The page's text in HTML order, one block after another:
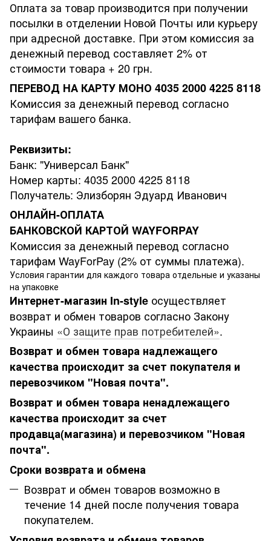
Оплата за товар производится при получении
посылки в отделении Новой Почты или курьеру
при адресной доставке. При этом комиссия за
денежный перевод составляет 2% от
стоимости товара + 20 грн.
ПЕРЕВОД НА КАРТУ МОНО 4035 2000 4225 8118
Комиссия за денежный перевод согласно
тарифам вашего банка.
Реквизиты:
Банк: "Универсал Банк"
Номер карты: 4035 2000 4225 8118
Получатель: Элизборян Эдуард Иванович
ОНЛАЙН-ОПЛАТА
БАНКОВСКОЙ КАРТОЙ WAYFORPAY
Комиссия за денежный перевод согласно
тарифам WayForPay (2% от суммы платежа).
Условия гарантии для каждого товара отдельные и указаны
на упаковке
Интернет-магазин In-style осуществляет
возврат и обмен товаров согласно Закону
Украины «О защите прав потребителей».
Возврат и обмен товара надлежащего
качества происходит за счет покупателя и
перевозчиком "Новая почта".
Возврат и обмен товара ненадлежащего
качества происходит за счет
продавца(магазина) и перевозчиком "Новая
почта".
Сроки возврата и обмена
Возврат и обмен товаров возможно в
течение 14 дней после получения товара
покупателем.